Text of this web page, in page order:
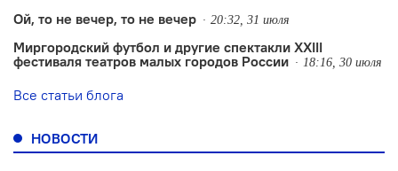
Ой, то не вечер, то не вечер 20:32, 31 июля
Миргородский футбол и другие спектакли XXIII
фестиваля театров малых городов России
18:16, 30 июля
Все статьи блога
НОВОСТИ